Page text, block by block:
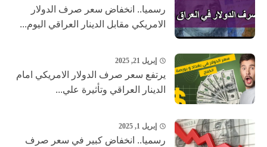
رسميا.. انخفاض سعر صرف الدولار
الامريكي مقابل الدينار العراقي اليوم...
إبريل 21, 2025
يرتفع سعر صرف الدولار الامريكي امام
الدينار العراقي وتأثيرة علي...
إبريل 1, 2025
رسميا.. انخفاض كبير في سعر صرف